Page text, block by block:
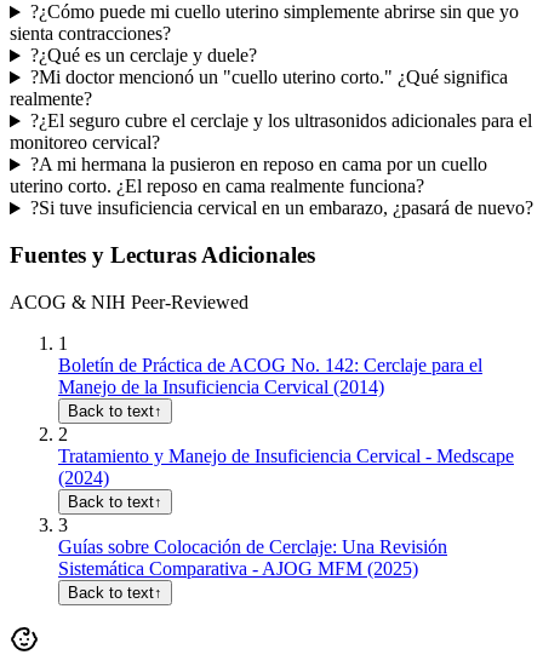
?¿Cómo puede mi cuello uterino simplemente abrirse sin que yo
sienta contracciones?
?¿Qué es un cerclaje y duele?
?Mi doctor mencionó un "cuello uterino corto." ¿Qué significa
realmente?
?¿El seguro cubre el cerclaje y los ultrasonidos adicionales para el
monitoreo cervical?
?A mi hermana la pusieron en reposo en cama por un cuello
uterino corto. ¿El reposo en cama realmente funciona?
?Si tuve insuficiencia cervical en un embarazo, ¿pasará de nuevo?
Fuentes y Lecturas Adicionales
ACOG & NIH Peer-Reviewed
1
Boletín de Práctica de ACOG No. 142: Cerclaje para el
Manejo de la Insuficiencia Cervical (2014)
Back to text↑
2
Tratamiento y Manejo de Insuficiencia Cervical - Medscape
(2024)
Back to text↑
3
Guías sobre Colocación de Cerclaje: Una Revisión
Sistemática Comparativa - AJOG MFM (2025)
Back to text↑